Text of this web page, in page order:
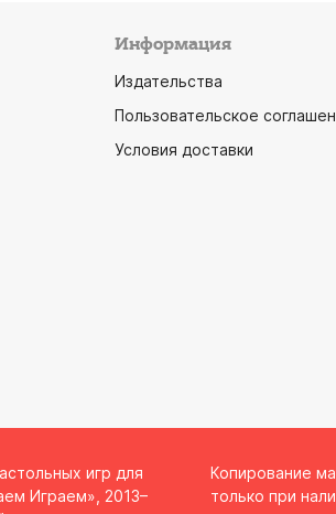
Информация
Издательства
Пользовательское
Условия доставки
игр для
Играем», 2013–
Копирование
только при